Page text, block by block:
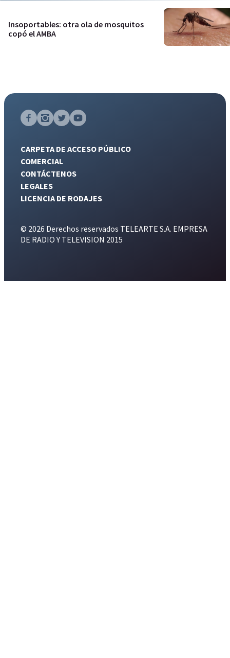
Insoportables: otra ola de mosquitos
copó el AMBA
CARPETA DE ACCESO PÚBLICO
COMERCIAL
CONTÁCTENOS
LEGALES
LICENCIA DE RODAJES
© 2026 Derechos reservados TELEARTE S.A. EMPRESA
DE RADIO Y TELEVISION 2015